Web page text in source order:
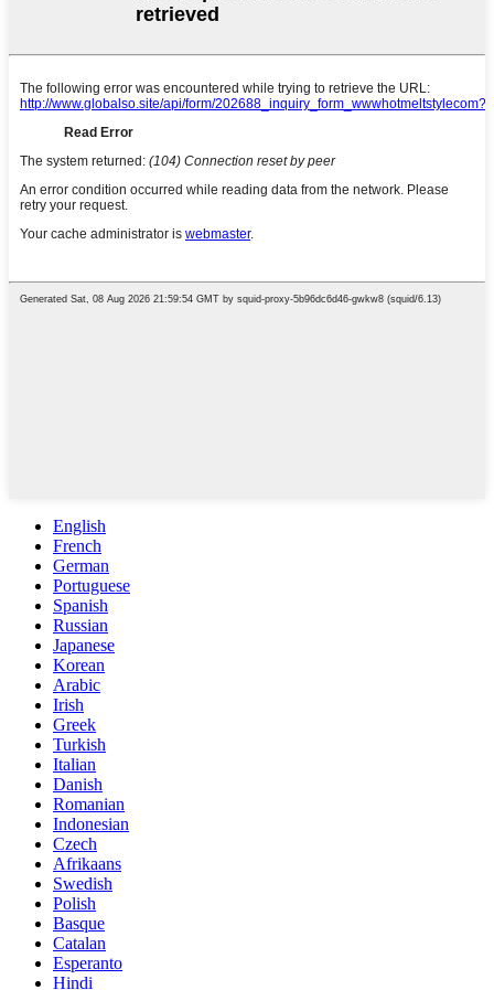
English
French
German
Portuguese
Spanish
Russian
Japanese
Korean
Arabic
Irish
Greek
Turkish
Italian
Danish
Romanian
Indonesian
Czech
Afrikaans
Swedish
Polish
Basque
Catalan
Esperanto
Hindi